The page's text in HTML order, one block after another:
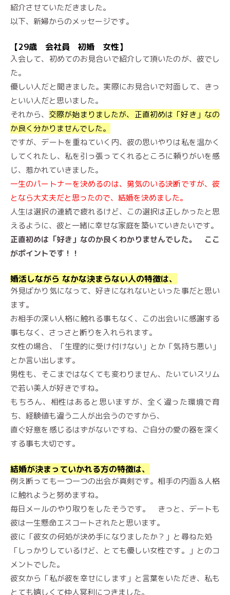
紹介させていただきました。
以下、新婦からのメッセージです。
【29歳 会社員 初婚 女性】
入会して、初めてのお見合いで紹介して頂いたのが、彼でし
た。
優しい人だと聞きました。実際にお見合いで対面して、きっ
といい人だと思いました。
それから、 交際が始まりましたが、正直初めは「好き」なの
か良く分かりませんでした。
ですが、デートを重ねていく内、彼の思いやりは私を温かく
してくれたし、私を引っ張ってくれるところに頼りがいを感
じ、惹かれていきました。
一生のパートナーを決めるのは、勇気のいる決断ですが、彼
となら大丈夫だと思ったので、結婚を決めました。
人生は選択の連続で疲れるけど、この選択は正しかったと思
えるように、彼と一緒に幸せな家庭を築いていきたいです。
正直初めは「好き」なのか良くわかりませんでした。 ここ
がポイントです！！
婚活しながら なかな決まらない人の特徴は、
外見ばかり気になって、好きになれないといった事だと思い
ます。
お相手の深い人格に触れる事もなく、この出会いに感謝する
事もなく、さっさと断りを入れられます。
女性の場合、「生理的に受け付けない」とか「気持ち悪い」
とか言い出します。
男性も、そこまではなくても変わりません、たいていスリム
で若い美人が好きですね。
もちろん、相性はあると思いますが、全く違った環境で育
ち、経験値も違う二人が出会うのですから、
直ぐ好意を感じるはずがないですね、ご自分の愛の器を深く
する事も大切です。
結婚が決まっていかれる方の特徴は、
例え断っても一つ一つの出会が真剣です。相手の内面＆人格
に触れようと努めますね。
毎日メールのやり取りをしたそうです。 きっと、デートも
彼は一生懸命エスコートされたと思います。
彼に「彼女の何処が決め手になりましたか？」と尋ねた処
「しっかりしているけど、とても優しい女性です。」とのコ
メントでした。
彼女から「私が彼を幸せにします」と言葉をいただき、私も
とても嬉しくて仲人冥利につきました。